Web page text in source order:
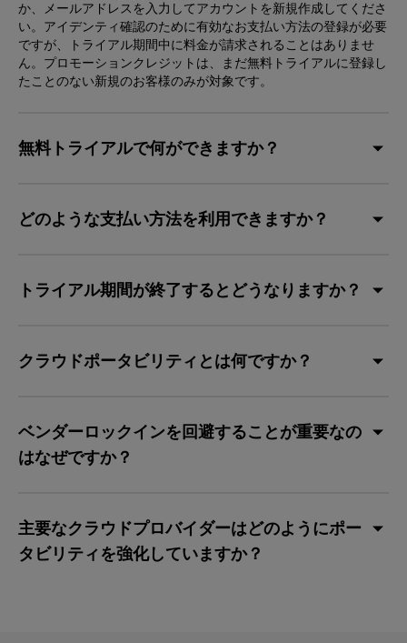
か、メールアドレスを入力してアカウントを新規作成してくださ
い。アイデンティ確認のために有効なお支払い方法の登録が必要
ですが、トライアル期間中に料金が請求されることはありませ
ん。プロモーションクレジットは、まだ無料トライアルに登録し
たことのない新規のお客様のみが対象です。
無料トライアルで何ができますか？
どのような支払い方法を利用できますか？
トライアル期間が終了するとどうなりますか？
クラウドポータビリティとは何ですか？
ベンダーロックインを回避することが重要なの
はなぜですか？
主要なクラウドプロバイダーはどのようにポー
タビリティを強化していますか？